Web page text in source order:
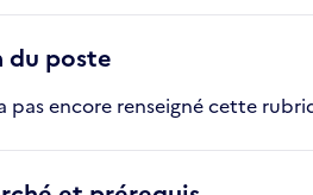
du poste
pas encore renseigné cette